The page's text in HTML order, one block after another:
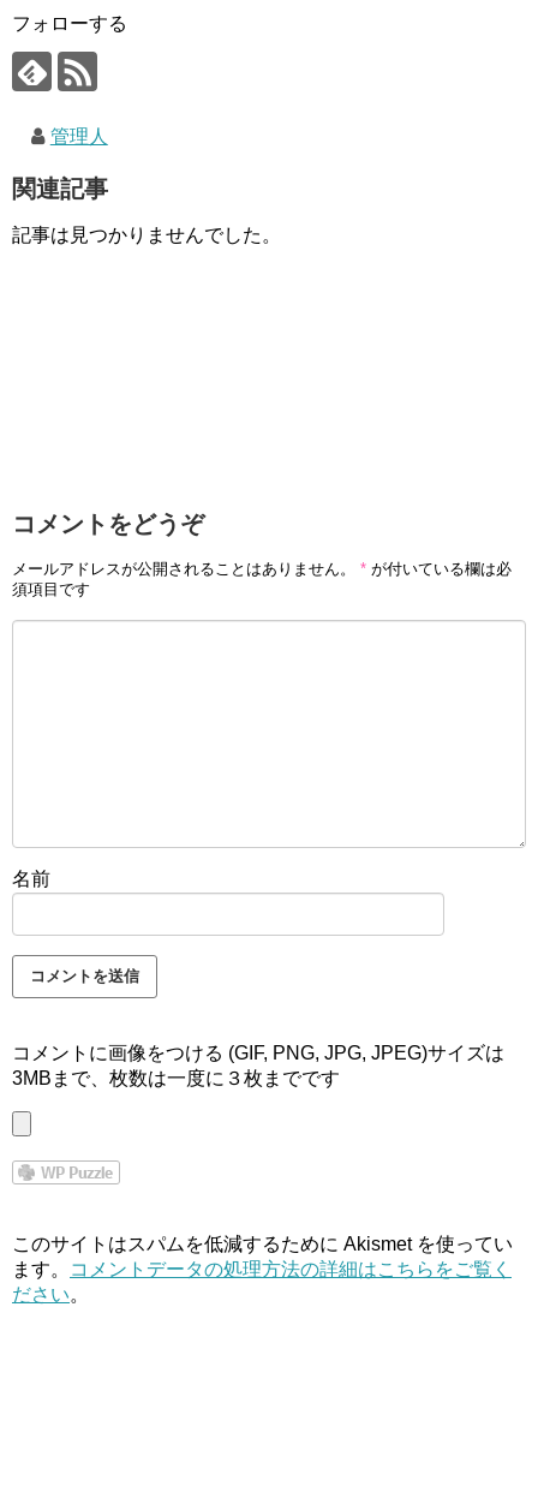
フォローする
管理人
関連記事
記事は見つかりませんでした。
コメントをどうぞ
メールアドレスが公開されることはありません。 * が付いている欄は必
須項目です
名前
コメントに画像をつける (GIF, PNG, JPG, JPEG)サイズは
3MBまで、枚数は一度に３枚までです
このサイトはスパムを低減するために Akismet を使ってい
ます。
コメントデータの処理方法の詳細はこちらをご覧く
ださい。